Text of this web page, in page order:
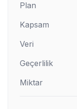
Plan
Kapsam
Veri
Geçerlilik
Miktar